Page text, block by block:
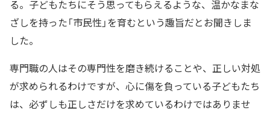
る。子どもたちにそう思ってもらえるような、温かなまな
ざしを持った「市民性」を育むという趣旨だとお聞きしま
した。
専門職の人はその専門性を磨き続けることや、正しい対処
が求められるわけですが、心に傷を負っている子どもたち
は、必ずしも正しさだけを求めているわけではありませ